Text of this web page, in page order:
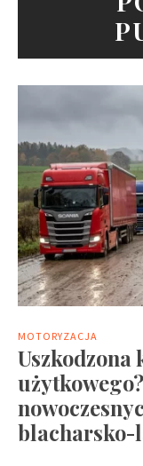
MOTORYZACJA
Uszkodzona
blacharsko-